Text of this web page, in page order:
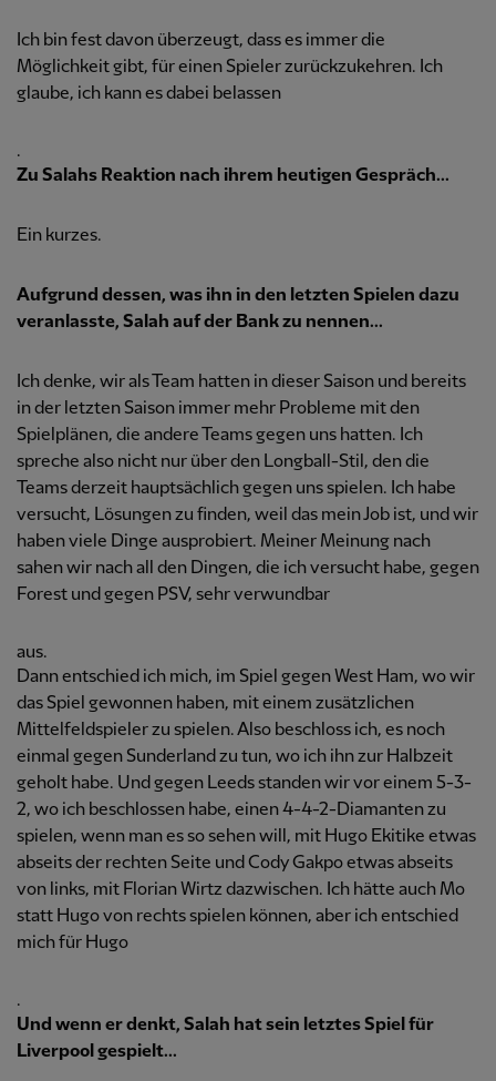
Ich bin fest davon überzeugt, dass es immer die
Möglichkeit gibt, für einen Spieler zurückzukehren. Ich
glaube, ich kann es dabei belassen
.
Zu Salahs Reaktion nach ihrem heutigen Gespräch...
Ein kurzes.
Aufgrund dessen, was ihn in den letzten Spielen dazu
veranlasste, Salah auf der Bank zu nennen...
Ich denke, wir als Team hatten in dieser Saison und bereits
in der letzten Saison immer mehr Probleme mit den
Spielplänen, die andere Teams gegen uns hatten. Ich
spreche also nicht nur über den Longball-Stil, den die
Teams derzeit hauptsächlich gegen uns spielen. Ich habe
versucht, Lösungen zu finden, weil das mein Job ist, und wir
haben viele Dinge ausprobiert. Meiner Meinung nach
sahen wir nach all den Dingen, die ich versucht habe, gegen
Forest und gegen PSV, sehr verwundbar
aus.
Dann entschied ich mich, im Spiel gegen West Ham, wo wir
das Spiel gewonnen haben, mit einem zusätzlichen
Mittelfeldspieler zu spielen. Also beschloss ich, es noch
einmal gegen Sunderland zu tun, wo ich ihn zur Halbzeit
geholt habe. Und gegen Leeds standen wir vor einem 5-3-
2, wo ich beschlossen habe, einen 4-4-2-Diamanten zu
spielen, wenn man es so sehen will, mit Hugo Ekitike etwas
abseits der rechten Seite und Cody Gakpo etwas abseits
von links, mit Florian Wirtz dazwischen. Ich hätte auch Mo
statt Hugo von rechts spielen können, aber ich entschied
mich für Hugo
.
Und wenn er denkt, Salah hat sein letztes Spiel für
Liverpool gespielt...